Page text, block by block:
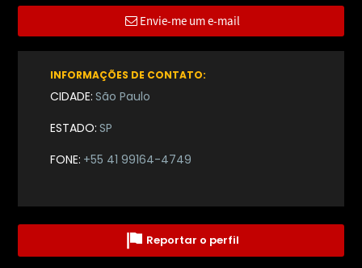
Envie-me um e-mail
INFORMAÇÕES DE CONTATO:
CIDADE: São Paulo
ESTADO: SP
FONE: +55 41 99164-4749
Reportar o perfil